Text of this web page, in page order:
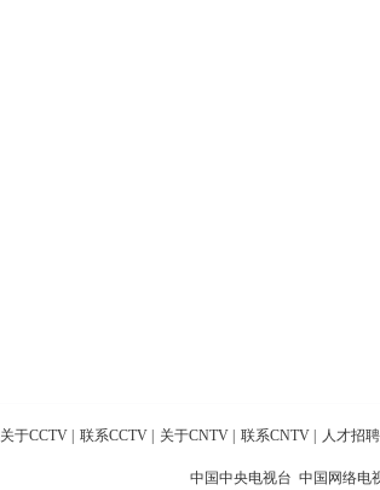
关于CCTV 联系CCTV 关于CNTV 联系CNTV 人才招聘
中国中央电视台 中国网络电